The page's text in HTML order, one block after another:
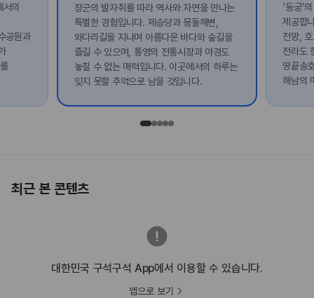
의
공원과
장군의 발자취를 따라 역사와 자연을 만나는
특별한 경험입니다. 제승당과 몽돌해변,
와다리길을 지나며 아름다운 바다와 숲길을
즐길 수 있으며, 통영의 전통시장과 야경도
놓칠 수 없는 매력입니다. 이곳에서의 하루는
잊지 못할 추억으로 남을 것입니다.
'동궁'
제공합
전망,
전라도
땅끝송
해남의
감상하
최근 본 콘텐츠
대한민국 구석구석 App에서 이용할 수 있습니다.
앱으로 보기